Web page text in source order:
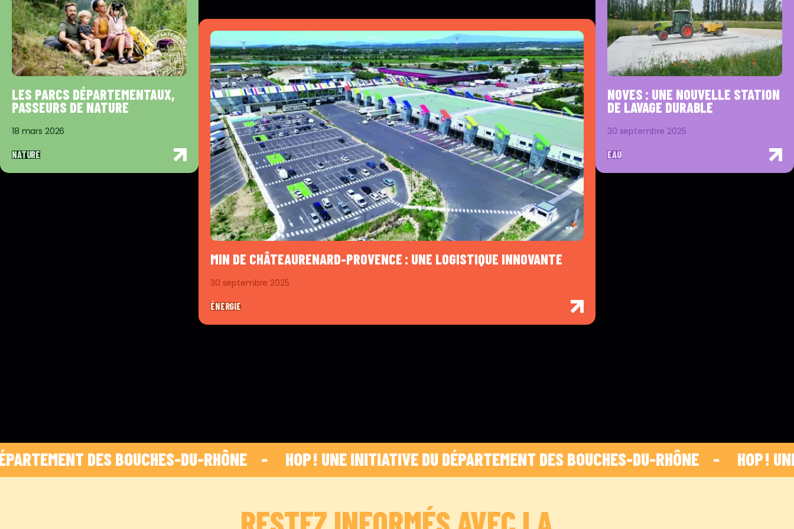
LES PARCS DÉPARTEMENTAUX,
PASSEURS DE NATURE
18 mars 2026
NATURE
MIN DE CHÂTEAURENARD-PROVENCE : UNE LOGISTIQUE INNOVANTE
30 septembre 2025
ÉNERGIE
NOVES : UNE NOUVELLE STATION
DE LAVAGE DURABLE
30 septembre 2025
EAU
DES BOUCHES-DU-RHÔNE    - HOP ! UNE INITIATIVE DU DÉPARTEMENT DES BOUCHES-DU-RHÔNE    - HOP ! UNE